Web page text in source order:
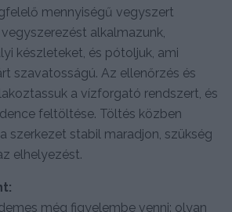
mennyiségű vegyszert
alkalmazunk,
készleteket, és pótoljuk, ami
szavatosságú. Az ellenőrzés és
a vízforgató rendszert, és
feltöltése. Töltés közben
szerkezet stabil maradjon, szükség
elhelyezést.
még figyelembe venni: olyan